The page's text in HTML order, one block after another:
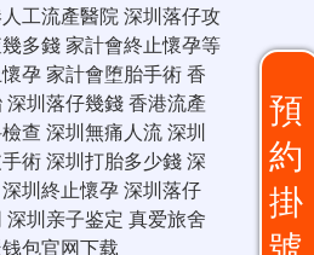
預
約
掛
工流產醫院深圳落仔攻
多錢家計會終止懷孕等
孕家計會堕胎手術香
深圳落仔幾錢香港流產
查 深圳無痛人流深圳
術深圳打胎多少錢深
深圳終止懷孕深圳落仔
深圳亲子鉴定 真爱旅舍
包官网下载